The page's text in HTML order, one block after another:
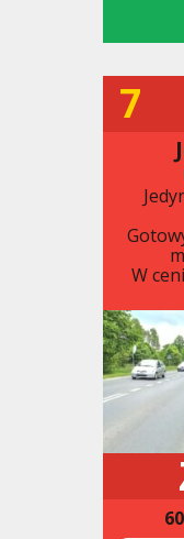
7
W